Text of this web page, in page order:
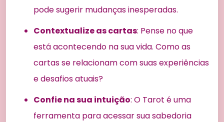
pode sugerir mudanças inesperadas.
Contextualize as cartas: Pense no que
está acontecendo na sua vida. Como as
cartas se relacionam com suas experiências
e desafios atuais?
Confie na sua intuição: O Tarot é uma
ferramenta para acessar sua sabedoria